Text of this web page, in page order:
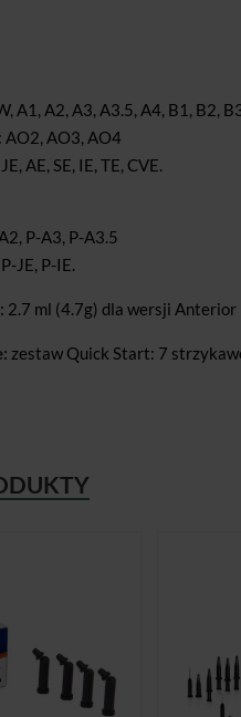
A1, A2, A3, A3.5, A4, B1, B2,
AO2, AO3, AO4
AE, SE, IE, TE, CVE.
P-A3, P-A3.5
JE, P-IE.
2.7 ml (4.7g) dla wersji
zestaw Quick Start: 7